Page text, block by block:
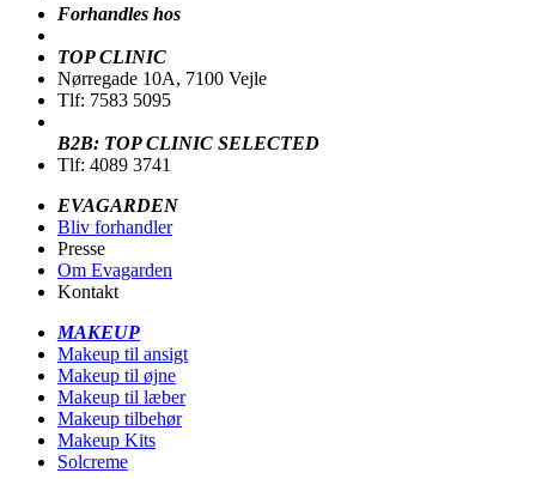
Forhandles hos
TOP CLINIC
Nørregade 10A, 7100 Vejle
Tlf: 7583 5095
B2B: TOP CLINIC SELECTED
Tlf: 4089 3741
EVAGARDEN
Bliv forhandler
Presse
Om Evagarden
Kontakt
MAKEUP
Makeup til ansigt
Makeup til øjne
Makeup til læber
Makeup tilbehør
Makeup Kits
Solcreme